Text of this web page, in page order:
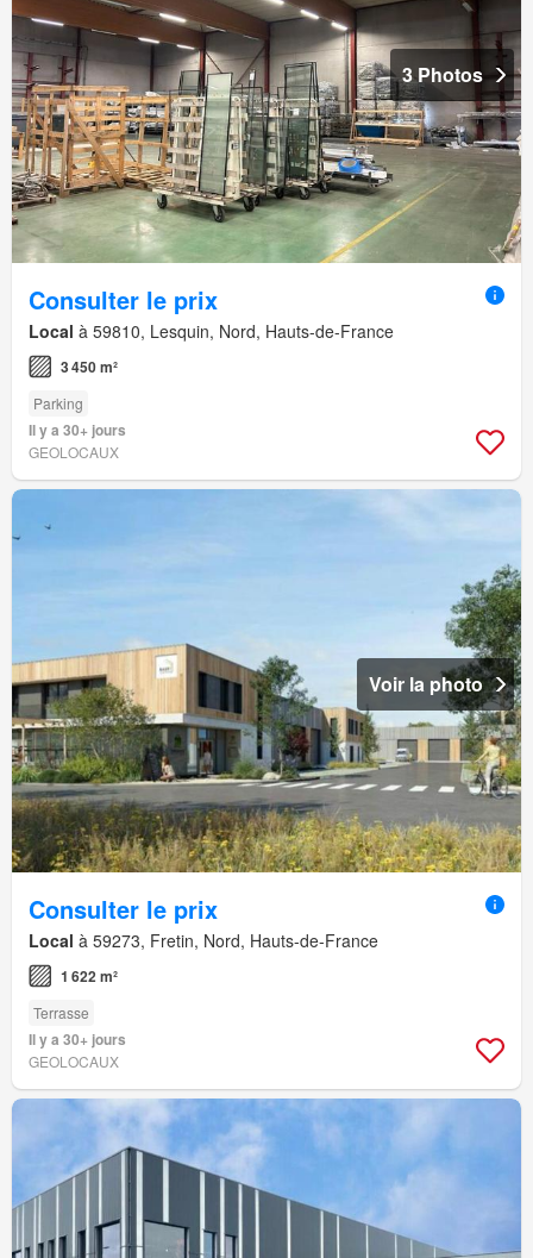
3 Photos
Consulter le prix
Local à 59810, Lesquin, Nord, Hauts-de-France
3 450 m²
Parking
Il y a 30+ jours
GEOLOCAUX
Voir la photo
Consulter le prix
Local à 59273, Fretin, Nord, Hauts-de-France
1 622 m²
Terrasse
Il y a 30+ jours
GEOLOCAUX